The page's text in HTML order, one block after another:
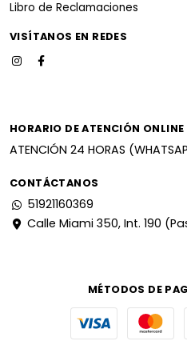
Libro de Reclamaciones
VISÍTANOS EN REDES
HORARIO DE ATENCIÓN ONLINE
ATENCIÓN 24 HORAS
CONTÁCTANOS
51921160369
Calle Miami 350, Int. 190
MÉTODOS DE